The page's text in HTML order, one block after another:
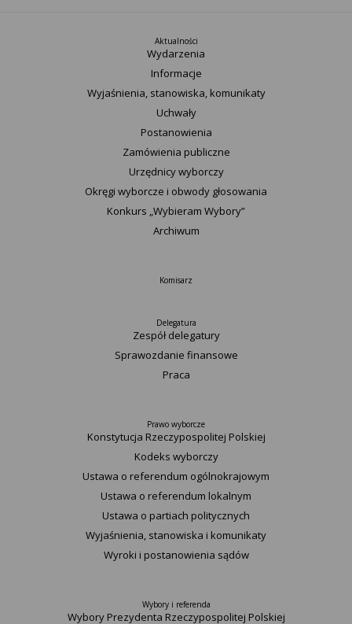
Aktualności
Wydarzenia
Informacje
Wyjaśnienia, stanowiska, komunikaty
Uchwały
Postanowienia
Zamówienia publiczne
Urzędnicy wyborczy
Okręgi wyborcze i obwody głosowania
Konkurs „Wybieram Wybory”
Archiwum
Komisarz
Delegatura
Zespół delegatury
Sprawozdanie finansowe
Praca
Prawo wyborcze
Konstytucja Rzeczypospolitej Polskiej​
Kodeks wyborczy
Ustawa o referendum ogólnokrajowym
Ustawa o referendum lokalnym
Ustawa o partiach politycznych
Wyjaśnienia, stanowiska i komunikaty
Wyroki i postanowienia sądów
Wybory i referenda
Wybory Prezydenta Rzeczypospolitej Polskiej